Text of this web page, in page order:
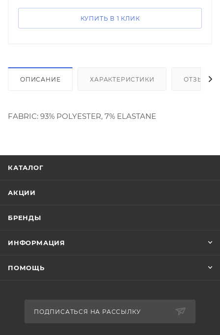
КУПИТЬ В 1 КЛИК
ОПИСАНИЕ ХАРАКТЕРИСТИКИ ОТЗЫВЫ
FABRIC: 93% POLYESTER, 7% ELASTANE
КАТАЛОГ
АКЦИИ
БРЕНДЫ
ИНФОРМАЦИЯ
ПОМОЩЬ
ПОДПИСАТЬСЯ НА РАССЫЛКУ